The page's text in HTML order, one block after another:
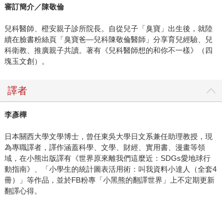
審訂簡介／陳敬倫
兒科醫師、橙安親子診所院長。自從兒子「臭寶」出生後，就陸
續在臉書粉絲頁「臭寶爸—兒科陳敬倫醫師」分享育兒經驗、兒
科衛教、推廣親子共讀。著有《兒科醫師想的和你不一樣》（四
塊玉文創）。
譯者
李彥樺
日本關西大學文學博士，曾任東吳大學日文系兼任助理教授，現
為專職譯者，譯作涵蓋科學、文學、財經、實用書、漫畫等領
域，在小熊出版譯有《世界原來離我們這麼近：SDGs愛地球行
動指南》、「小學生的統計圖表活用術：叫我資料小達人（全套4
冊）」等作品，並於FB粉專「小黑熊的翻譯世界」上不定期更新
翻譯心得。